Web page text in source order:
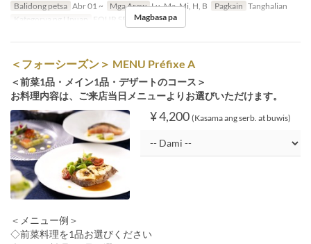
Balidong petsa Abr 01 ~ Mga Araw Lu, Ma, Mi, H, B Pagkain Tanghalian
Kategorya ng Upuan
FOUR SEASONMagbasa pa
＜フォーシーズン＞ MENU Préfixe A
＜前菜1品・メイン1品・デザートのコース＞
お料理内容は、ご来店当日メニューよりお選びいただけます。
¥ 4,200 (Kasama ang serb. at buwis)
＜メニュー例＞
◇前菜料理を1品お選びください